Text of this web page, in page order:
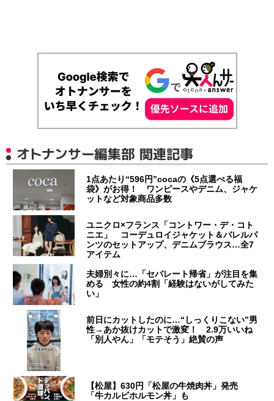
オトナンサー編集部 関連記事
1点あたり“596円”cocaの《5点選べる福
袋》がお得！ ワンピースやデニム、ジャケ
ットなど対象商品多数
ユニクロ×フランス「コントワー・デ・コト
ニエ」 コーデュロイジャケット＆バレルパ
ンツのセットアップ、デニムブラウス…全7
アイテム
夫婦別々に…「セパレート帰省」が注目を集
める 女性の約4割「経験はないがしてみた
い」
前日にカットしたのに…“しっくりこない”男
性→あか抜けカットで激変！ 2.9万いいね
「別人やん」「モテそう」絶賛の声
【松屋】630円「松屋の牛焼肉丼」発売
「牛カルビホルモン丼」も